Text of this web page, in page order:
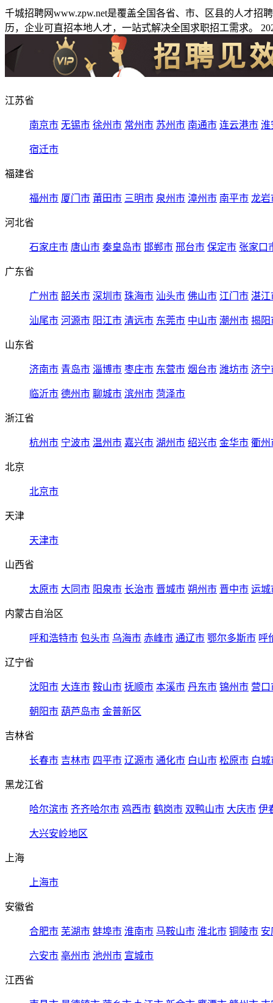
千城招聘网www.zpw.net是覆盖全国各省、市、区县的人才
历，企业可直招本地人才，一站式解决全国求职招工需求。
江苏省
南京市 无锡市 徐州市 常州市 苏州市 南通市 连云港市 淮
宿迁市
福建省
福州市 厦门市 莆田市 三明市 泉州市 漳州市 南平市 龙岩
河北省
石家庄市 唐山市 秦皇岛市 邯郸市 邢台市 保定市 张家口
广东省
广州市 韶关市 深圳市 珠海市 汕头市 佛山市 江门市 湛江
汕尾市 河源市 阳江市 清远市 东莞市 中山市 潮州市 揭阳
山东省
济南市 青岛市 淄博市 枣庄市 东营市 烟台市 潍坊市 济宁
临沂市 德州市 聊城市 滨州市 菏泽市
浙江省
杭州市 宁波市 温州市 嘉兴市 湖州市 绍兴市 金华市 衢州
北京
北京市
天津
天津市
山西省
太原市 大同市 阳泉市 长治市 晋城市 朔州市 晋中市 运城
内蒙古自治区
呼和浩特市 包头市 乌海市 赤峰市 通辽市 鄂尔多斯市 呼
辽宁省
沈阳市 大连市 鞍山市 抚顺市 本溪市 丹东市 锦州市 营口
朝阳市 葫芦岛市 金普新区
吉林省
长春市 吉林市 四平市 辽源市 通化市 白山市 松原市 白城
黑龙江省
哈尔滨市 齐齐哈尔市 鸡西市 鹤岗市 双鸭山市 大庆市 伊
大兴安岭地区
上海
上海市
安徽省
合肥市 芜湖市 蚌埠市 淮南市 马鞍山市 淮北市 铜陵市 安
六安市 亳州市 池州市 宣城市
江西省